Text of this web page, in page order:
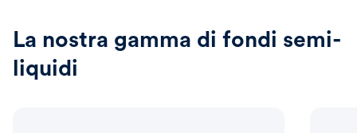
La nostra gamma di fondi semi-
liquidi